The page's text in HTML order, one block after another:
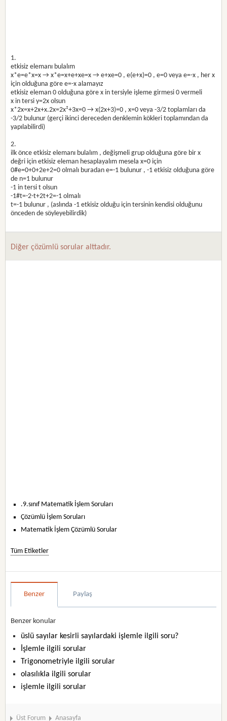
1.
etkisiz elemanı bulalım
x*e=e*x=x → x*e=x+e+xe=x → e+xe=0 , e(e+x)=0 , e=0 veya e=-x , her x
için olduğuna göre e=-x alamayız
etkisiz eleman 0 olduğuna göre x in tersiyle işleme girmesi 0 vermeli
x in tersi y=2x olsun
x*2x=x+2x+x.2x=2x²+3x=0 → x(2x+3)=0 , x=0 veya -3/2 toplamları da
-3/2 bulunur (gerçi ikinci dereceden denklemin kökleri toplamından da
yapılabilirdi)
2.
ilk önce etkisiz elemanı bulalım , değişmeli grup olduğuna göre bir x
değri için etkisiz eleman hesaplayalım mesela x=0 için
0#e=0+0+2e+2=0 olmalı buradan e=-1 bulunur , -1 etkisiz olduğuna göre
de n=1 bulunur
-1 in tersi t olsun
-1#t=-2-t+2t+2=-1 olmalı
t=-1 bulunur , (aslında -1 etkisiz olduğu için tersinin kendisi olduğunu
önceden de söyleyebilirdik)
Diğer çözümlü sorular alttadır.
.9.sınıf Matematik İşlem Soruları
Çözümlü İşlem Soruları
Matematik İşlem Çözümlü Sorular
Tüm Etiketler
Benzer Paylaş
Benzer konular
üslü sayılar kesirli sayılardaki işlemle ilgili soru?
İşlemle ilgili sorular
Trigonometriyle ilgili sorular
olasılıkla ilgili sorular
işlemle ilgili sorular
Üst Forum Anasayfa